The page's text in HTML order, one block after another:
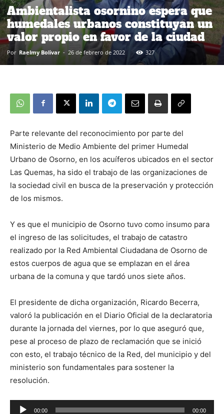
Ambientalista osornino espera que
humedales urbanos constituyan un
valor propio en favor de la ciudad
Por Raelmy Bolivar - 26 de febrero de 2022 327
Parte relevante del reconocimiento por parte del
Ministerio de Medio Ambiente del primer Humedal
Urbano de Osorno, en los acuíferos ubicados en el sector
Las Quemas, ha sido el trabajo de las organizaciones de
la sociedad civil en busca de la preservación y protección
de los mismos.
Y es que el municipio de Osorno tuvo como insumo para
el ingreso de las solicitudes, el trabajo de catastro
realizado por la Red Ambiental Ciudadana de Osorno de
estos cuerpos de agua que se emplazan en el área
urbana de la comuna y que tardó unos siete años.
El presidente de dicha organización, Ricardo Becerra,
valoró la publicación en el Diario Oficial de la declaratoria
durante la jornada del viernes, por lo que aseguró que,
pese al proceso de plazo de reclamación que se inició
con esto, el trabajo técnico de la Red, del municipio y del
ministerio son fundamentales para sostener la
resolución.
Reproductor
00:00 00:00